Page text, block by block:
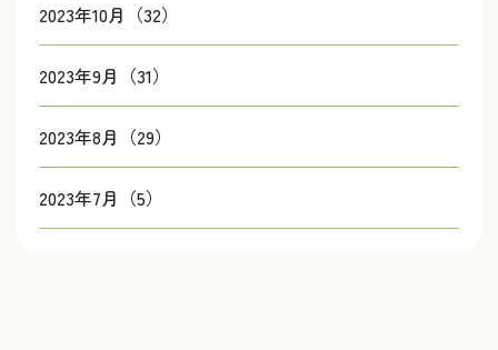
2023年10月（32）
2023年9月（31）
2023年8月（29）
2023年7月（5）